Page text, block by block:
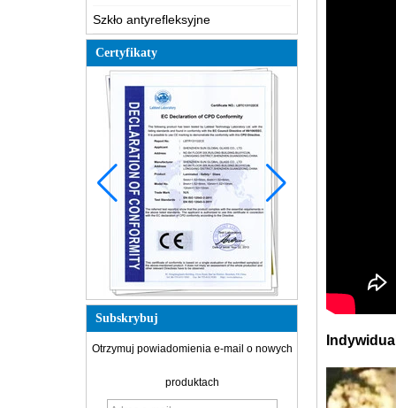
Szkło antyrefleksyjne
Certyfikaty
Subskrybuj
Otrzymuj powiadomienia e-mail o nowych
produktach